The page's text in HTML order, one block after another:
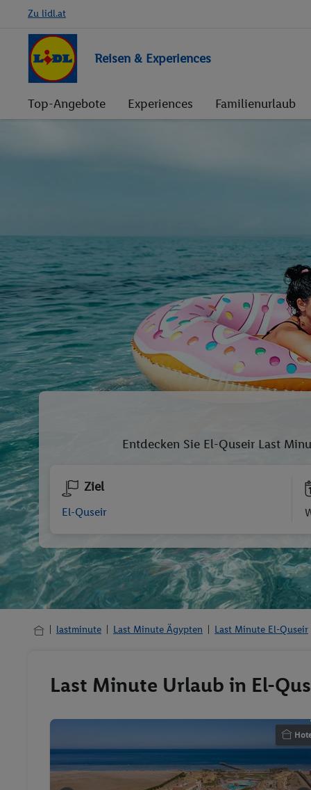
Zu lidl.at
Reisen & Experiences
Top-Angebote Experiences Familienurlaub
Entdecken Sie El-Quseir Last
Ziel
lastminute Last Minute Ägypten Last Minute El-Quseir
Last Minute Urlaub in El-